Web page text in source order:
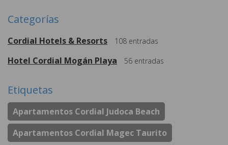
Categorías
Cordial Hotels & Resorts 108 entradas
Hotel Cordial Mogán Playa 56 entradas
Etiquetas
Apartamentos Cordial Judoca Beach
Apartamentos Cordial Magec Taurito